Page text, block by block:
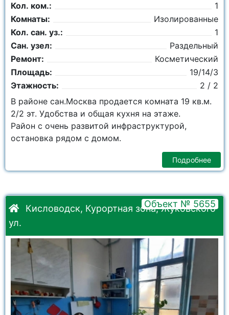
Кол. ком.:
1
Комнаты:
Изолированные
Кол. сан. уз.:
1
Сан. узел:
Раздельный
Ремонт:
Косметический
Площадь:
19/14/3
Этажность:
2 / 2
В районе сан.Москва продается комната 19 кв.м.
2/2 эт. Удобства и общая кухня на этаже.
Район с очень развитой инфраструктурой,
остановка рядом с домом.
Подробнее
Кисловодск, Курортная зона, Жуковского
ул.
Объект № 5655